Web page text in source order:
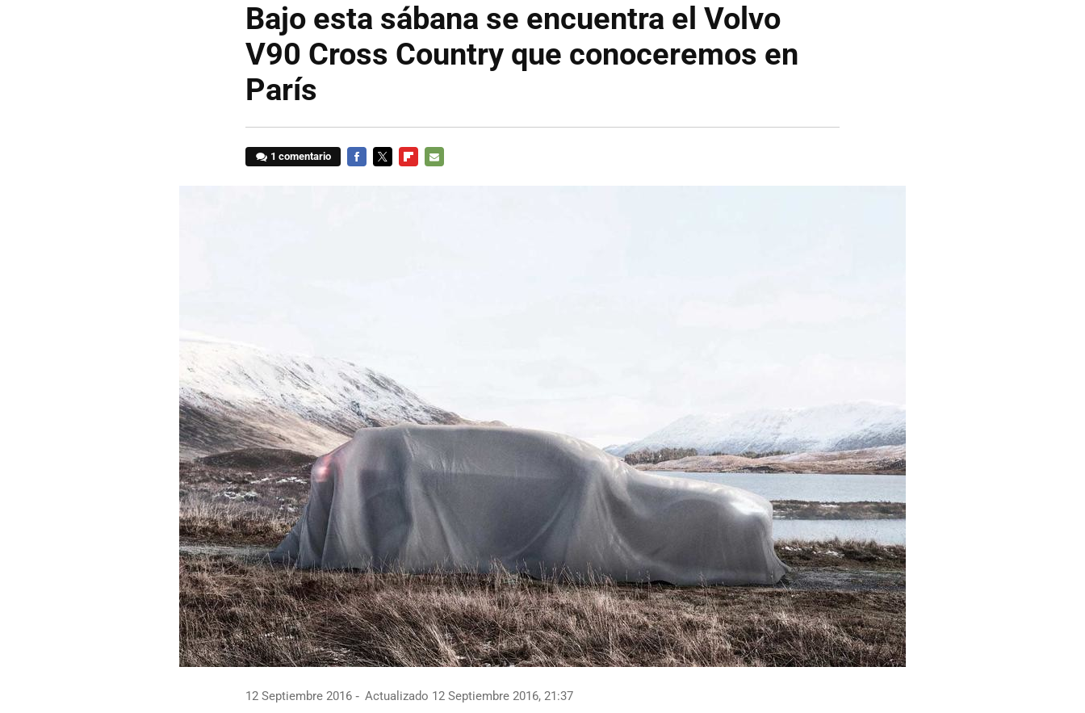
Bajo esta sábana se encuentra el Volvo
V90 Cross Country que conoceremos en
París
1 comentario
12 Septiembre 2016 Actualizado 12 Septiembre 2016, 21:37